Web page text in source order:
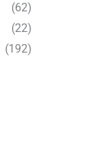
(62)
(22)
(192)